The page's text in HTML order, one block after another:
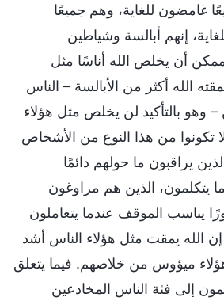
غامضون للغاية، وهم جميعًا
إنهم أبالسة وشياطين
أن يخلص الله أناسًا مثل
الله أكثر من الأبالسة – الناس
– وهو بالتأكيد لن يخلص مثل هؤلاء
تكونوا من هذا النوع من الأشخاص
يراقبون ما حولهم دائمًا
يتكلمون، الذين هم مراوغون
يناسب الموقف عندما يتعاملون
الله يمقت مثل هؤلاء الناس أشد
ميؤوس من خلاصهم. فيما يتعلق
إلى فئة الناس المخادعين